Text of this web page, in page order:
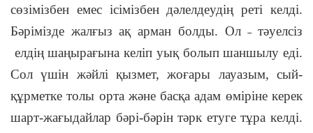
сөзімізбен емес ісімізбен дәлелдеудің реті келді.
Бәрімізде жалғыз ақ арман болды. Ол ˗ тәуелсіз
елдің шаңырағына келіп уық болып шаншылу еді.
Сол үшін жәйлі қызмет, жоғары лауазым, сый-
құрметке толы орта және басқа адам өміріне керек
шарт-жағыдайлар бәрі-бәрін тәрк етуге тұра келді.